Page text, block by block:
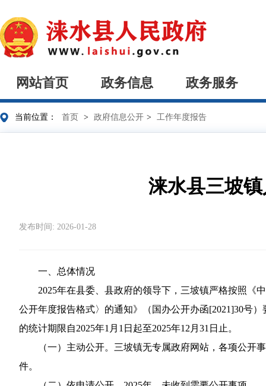
网站首页 政务信息 政务服务
当前位置： 首页 > 政府信息公开 > 工作年度报告
涞水县三坡
发布时间: 2026-01-28
一、总体情况
2025年在县委、县政府的领导下，三坡镇严格按照《
公开年度报告格式〉的通知》（国办公开办函[2021]30号
的统计期限自2025年1月1日起至2025年12月31日止。
（一）主动公开。三坡镇无专属政府网站，各项公开
件。